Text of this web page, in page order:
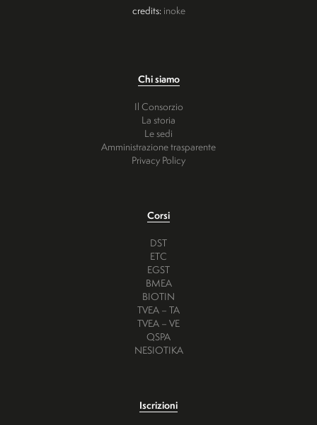
credits: inoke
Chi siamo
Il Consorzio
La storia
Le sedi
Amministrazione trasparente
Privacy Policy
Corsi
DST
ETC
EGST
BMEA
BIOTIN
TVEA – TA
TVEA – VE
QSPA
NESIOTIKA
Iscrizioni